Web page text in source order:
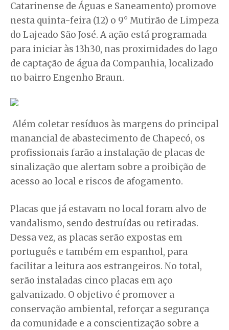
Catarinense de Águas e Saneamento) promove
nesta quinta-feira (12) o 9° Mutirão de Limpeza
do Lajeado São José. A ação está programada
para iniciar às 13h30, nas proximidades do lago
de captação de água da Companhia, localizado
no bairro Engenho Braun.
Além coletar resíduos às margens do principal
manancial de abastecimento de Chapecó, os
profissionais farão a instalação de placas de
sinalização que alertam sobre a proibição de
acesso ao local e riscos de afogamento.
Placas que já estavam no local foram alvo de
vandalismo, sendo destruídas ou retiradas.
Dessa vez, as placas serão expostas em
português e também em espanhol, para
facilitar a leitura aos estrangeiros. No total,
serão instaladas cinco placas em aço
galvanizado. O objetivo é promover a
conservação ambiental, reforçar a segurança
da comunidade e a conscientização sobre a